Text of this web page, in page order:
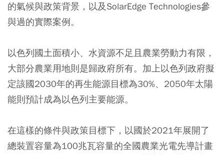
的氣候與政策背景，以及SolarEdge Technologies參
與過的實際案例。
以色列國土面積小、水資源不足且農業勞動力有限，
大部分農業用地則是歸政府所有。加上以色列政府擬
定該國2030年的再生能源目標為30%、2050年太陽
能則預計成為以色列主要能源。
在這樣的條件與政策目標下，以國於2021年展開了
總裝置容量為100兆瓦容量的全國農業光電先導計畫